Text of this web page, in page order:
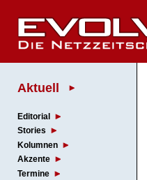
Aktuell
Editorial
Stories
Kolumnen
Akzente
Termine